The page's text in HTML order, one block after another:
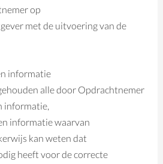
op
met de uitvoering van de
informatie
alle door Opdrachtnemer
informatie,
informatie waarvan
kan weten dat
heeft voor de correcte